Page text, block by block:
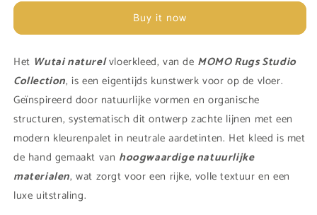
|
natural
|
natural
Buy it now
Het Wutai naturelvloerkleed, van de MOMO Rugs Studio
Collection, is een eigentijds kunstwerk voor op de vloer.
Geïnspireerd door natuurlijke vormen en organische
structuren, systematisch dit ontwerp zachte lijnen met een
modern kleurenpalet in neutrale aardetinten. Het kleed is met
de hand gemaakt van hoogwaardige natuurlijke
materialen, wat zorgt voor een rijke, volle textuur en een
luxe uitstraling.